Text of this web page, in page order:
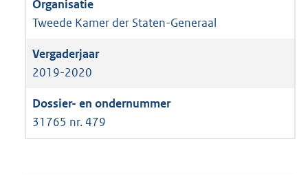
Tweede Kamer der Staten-Generaal
2019-2020
31765 nr. 479